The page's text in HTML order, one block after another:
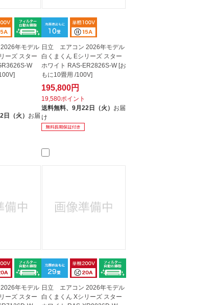
年モデル
ーズ スター
W
日（火） お届
日立 エアコン 2026年モデル
白くまくん Eシリーズ スター
ホワイト RAS-ER2826S-W [お
もに10畳用 /100V]
195,800円
19,580ポイント
送料無料、 9月22日（火） お届
け
年モデル
ーズ スター
日立 エアコン 2026年モデル
白くまくん Xシリーズ スター